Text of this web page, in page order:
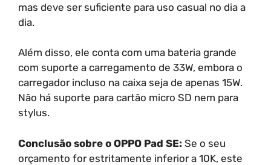
mas deve ser suficiente para uso casual no dia a
dia.
Além disso, ele conta com uma bateria grande
com suporte a carregamento de 33W, embora o
carregador incluso na caixa seja de apenas 15W.
Não há suporte para cartão micro SD nem para
stylus.
Conclusão sobre o OPPO Pad SE: Se o seu
orçamento for estritamente inferior a 10K, este